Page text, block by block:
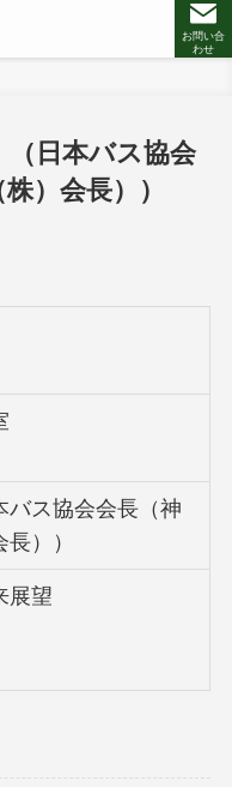
お問い合
わせ
日本バス協会
）会長））
ス協会会長（神
））
展望